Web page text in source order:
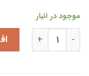
موجود در انبار
پک نوشت افزار 5 قلم سردار دلها